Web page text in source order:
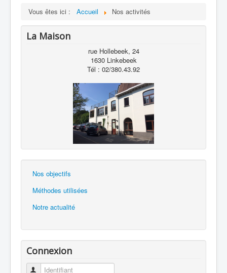
Vous êtes ici :
Accueil Nos activités
La Maison
rue Hollebeek, 24
1630 Linkebeek
Tél : 02/380.43.92
Nos objectifs
Méthodes utilisées
Notre actualité
Connexion
Identifiant